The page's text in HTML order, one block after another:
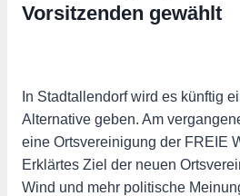
Vorsitzenden gewählt
In Stadtallendorf wird es künftig
Alternative geben. Am
eine Ortsvereinigung der FREIE
Erklärtes Ziel der neuen
Wind und mehr politische